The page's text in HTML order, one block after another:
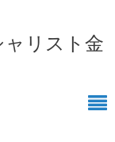
リスト金